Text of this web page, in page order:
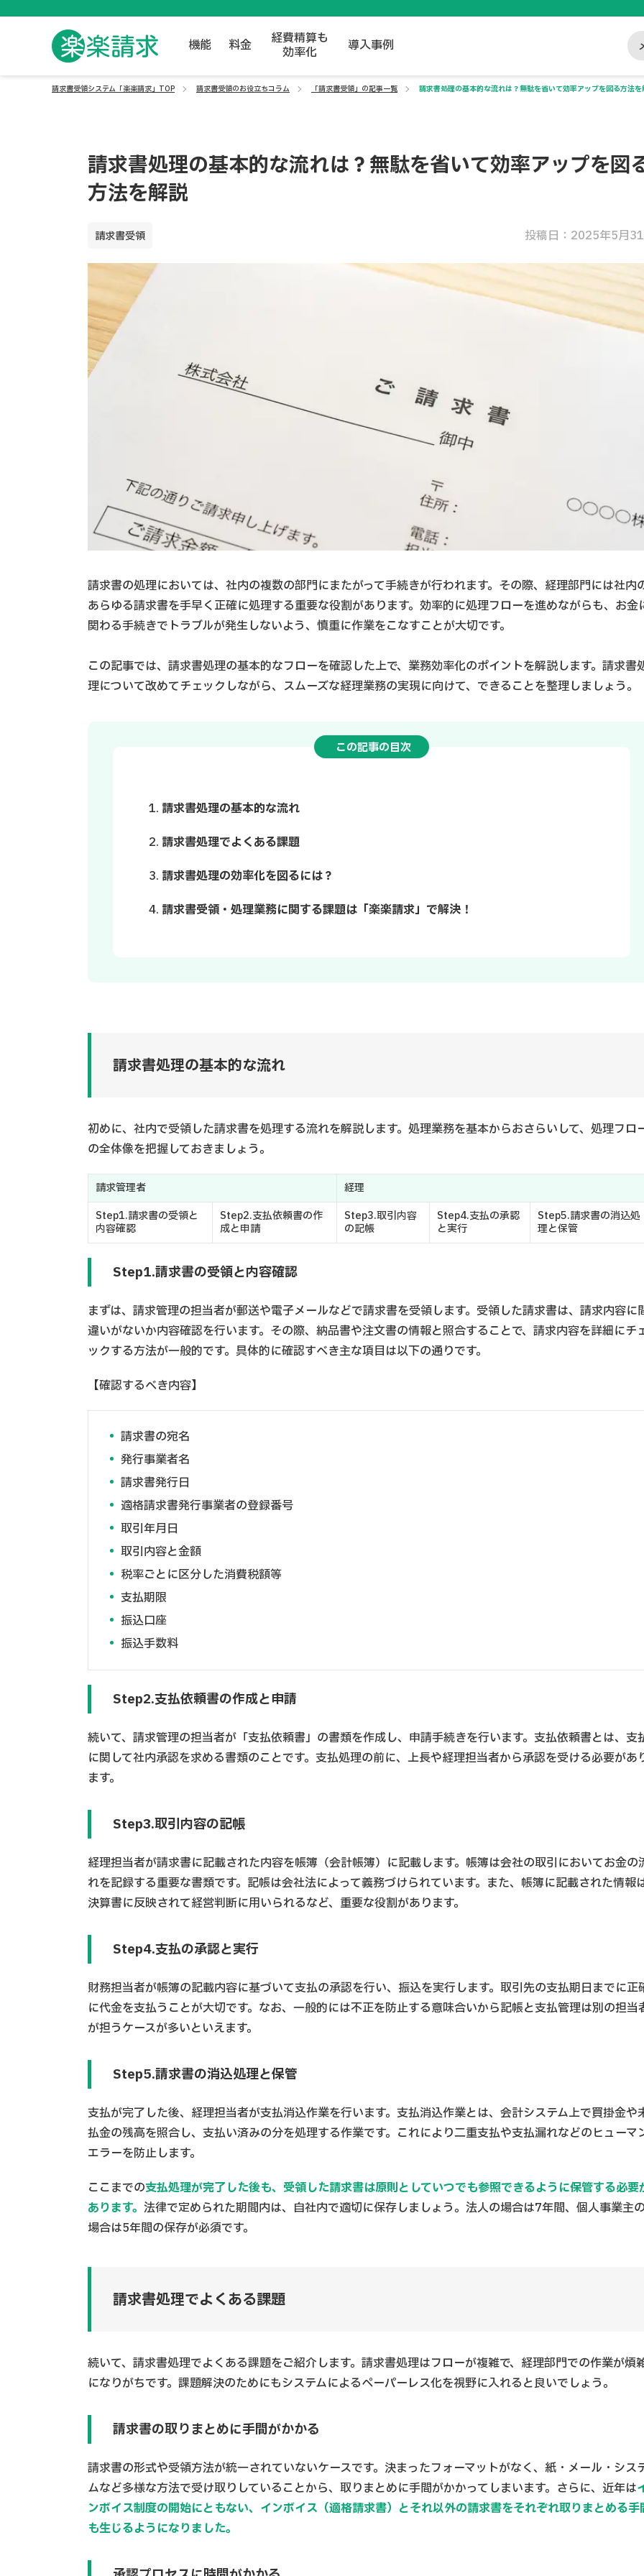
機能 料金
経費精算も
効率化
導入事例
請求書受領システム「楽楽請求」TOP 請求書受領のお役立ちコラム 「請求書受領」の記事一覧 請求書処理の基本的な流れは？無駄を省いて効率アップを図る方法を
請求書処理の基本的な流れは？無駄を省いて効率アップを図
方法を解説
請求書受領 投稿日：2025年5月
請求書の処理においては、社内の複数の部門にまたがって手続きが行われます。その際、経理部門には社内
あらゆる請求書を手早く正確に処理する重要な役割があります。効率的に処理フローを進めながらも、お金
関わる手続きでトラブルが発生しないよう、慎重に作業をこなすことが大切です。
この記事では、請求書処理の基本的なフローを確認した上で、業務効率化のポイントを解説します。請求書
理について改めてチェックしながら、スムーズな経理業務の実現に向けて、できることを整理しましょう。
この記事の目次
請求書処理の基本的な流れ
請求書処理でよくある課題
請求書処理の効率化を図るには？
請求書受領・処理業務に関する課題は「楽楽請求」で解決！
請求書処理の基本的な流れ
初めに、社内で受領した請求書を処理する流れを解説します。処理業務を基本からおさらいして、処理フロ
の全体像を把握しておきましょう。
請求管理者
経理
Step1.請求書の受領と
内容確認
Step2.支払依頼書の作
成と申請
Step3.取引内容
の記帳
Step4.支払の承認
と実行
Step5.請求書の消込処
理と保管
Step1.請求書の受領と内容確認
まずは、請求管理の担当者が郵送や電子メールなどで請求書を受領します。受領した請求書は、請求内容に
違いがないか内容確認を行います。その際、納品書や注文書の情報と照合することで、請求内容を詳細にチ
ックする方法が一般的です。具体的に確認すべき主な項目は以下の通りです。
【確認するべき内容】
請求書の宛名
発行事業者名
請求書発行日
適格請求書発行事業者の登録番号
取引年月日
取引内容と金額
税率ごとに区分した消費税額等
支払期限
振込口座
振込手数料
Step2.支払依頼書の作成と申請
続いて、請求管理の担当者が「支払依頼書」の書類を作成し、申請手続きを行います。支払依頼書とは、支
に関して社内承認を求める書類のことです。支払処理の前に、上長や経理担当者から承認を受ける必要があ
ます。
Step3.取引内容の記帳
経理担当者が請求書に記載された内容を帳簿（会計帳簿）に記載します。帳簿は会社の取引においてお金の
れを記録する重要な書類です。記帳は会社法によって義務づけられています。また、帳簿に記載された情報
決算書に反映されて経営判断に用いられるなど、重要な役割があります。
Step4.支払の承認と実行
財務担当者が帳簿の記載内容に基づいて支払の承認を行い、振込を実行します。取引先の支払期日までに正
に代金を支払うことが大切です。なお、一般的には不正を防止する意味合いから記帳と支払管理は別の担当
が担うケースが多いといえます。
Step5.請求書の消込処理と保管
支払が完了した後、経理担当者が支払消込作業を行います。支払消込作業とは、会計システム上で買掛金や
払金の残高を照合し、支払い済みの分を処理する作業です。これにより二重支払や支払漏れなどのヒューマ
エラーを防止します。
ここまでの支払処理が完了した後も、受領した請求書は原則としていつでも参照できるように保管する必要
あります。 法律で定められた期間内は、自社内で適切に保存しましょう。法人の場合は7年間、個人事業主
場合は5年間の保存が必須です。
請求書処理でよくある課題
続いて、請求書処理でよくある課題をご紹介します。請求書処理はフローが複雑で、経理部門での作業が煩
になりがちです。課題解決のためにもシステムによるペーパーレス化を視野に入れると良いでしょう。
請求書の取りまとめに手間がかかる
請求書の形式や受領方法が統一されていないケースです。決まったフォーマットがなく、紙・メール・シス
ムなど多様な方法で受け取りしていることから、取りまとめに手間がかかってしまいます。さらに、近年は
ンボイス制度の開始にともない、インボイス（適格請求書）とそれ以外の請求書をそれぞれ取りまとめる手
も生じるようになりました。